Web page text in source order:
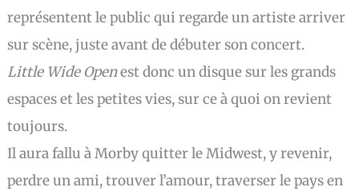
représentent le public qui regarde un artiste arriver
sur scène, juste avant de débuter son concert.
Little Wide Openest donc un disque sur les grands
espaces et les petites vies, sur ce à quoi on revient
toujours.
Il aura fallu à Morby quitter le Midwest, y revenir,
perdre un ami, trouver l’amour, traverser le pays en